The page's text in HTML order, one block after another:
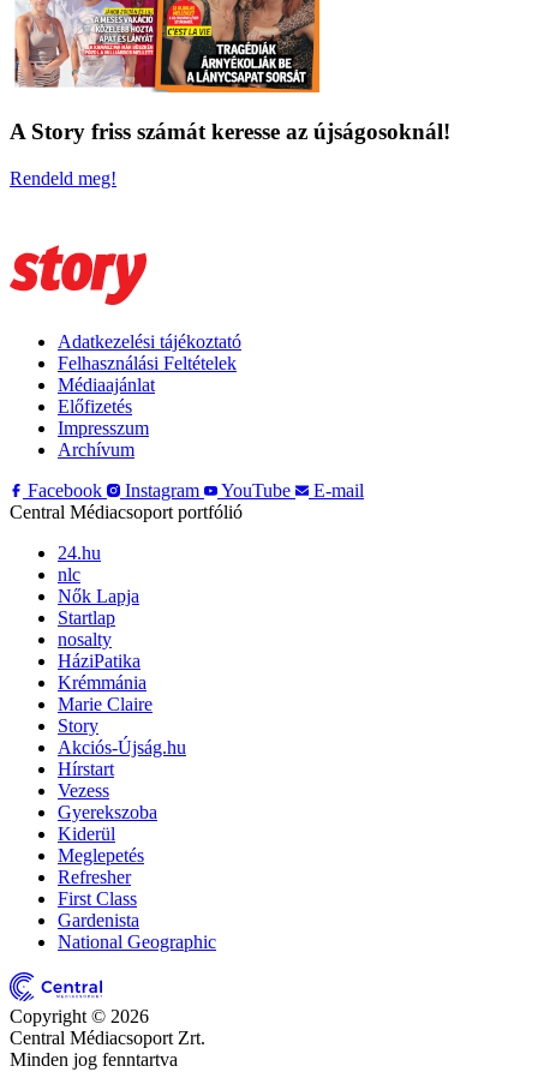
A Story friss számát keresse az újságosoknál!
Rendeld meg!
Adatkezelési tájékoztató
Felhasználási Feltételek
Médiaajánlat
Előfizetés
Impresszum
Archívum
Facebook
Instagram YouTube
E-mail
Central Médiacsoport portfólió
24.hu
nlc
Nők Lapja
Startlap
nosalty
HáziPatika
Krémmánia
Marie Claire
Story
Akciós-Újság.hu
Hírstart
Vezess
Gyerekszoba
Kiderül
Meglepetés
Refresher
First Class
Gardenista
National Geographic
Copyright © 2026
Central Médiacsoport Zrt.
Minden jog fenntartva